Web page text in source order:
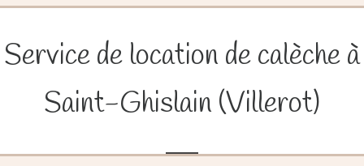
Service de location de calèche à
Saint-Ghislain (Villerot)